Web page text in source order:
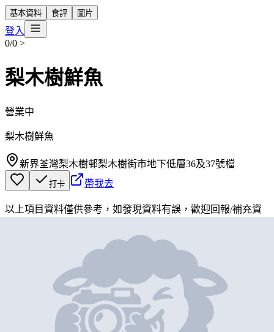
基本資料 食評 圖片
登入
0/0 >
梨木樹鮮魚
營業中
梨木樹鮮魚
新界荃灣梨木樹邨梨木樹街市地下低層36及37號檔
打卡 帶我去
以上項目資料僅供參考，如發現資料有誤，歡迎回報/補充資
梨木樹鮮魚